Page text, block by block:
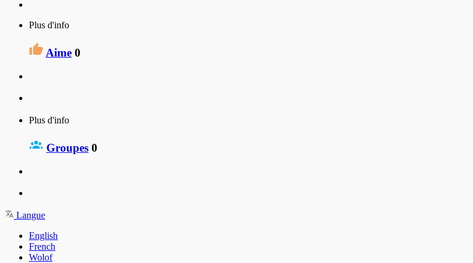
Plus d'info
Aime 0
Plus d'info
Groupes 0
Langue
English
French
Wolof